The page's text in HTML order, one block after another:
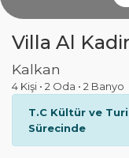
Villa Al
Kalkan
4 Kişi • 2 Oda • 2 Banyo
T.C Kültür ve
Sürecinde